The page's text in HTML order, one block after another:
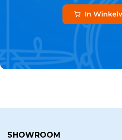
In
SHOWROOM